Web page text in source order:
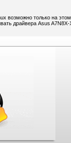
возможно только на
драйвера Asus